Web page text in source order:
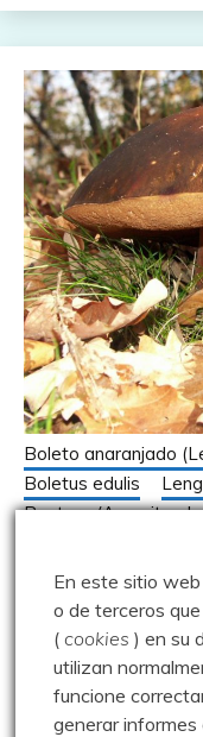
Boleto anaranjado
Boletus edulis
Pantera (Amanita
Setas, Hongos y
Más setas, en
11 noviembre 2006
En este sitio
o de terceros
(cookies ) en su
utilizan
funcione
generar